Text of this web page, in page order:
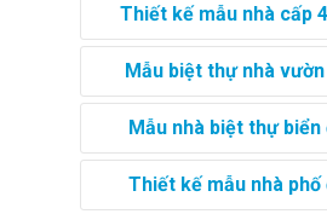
Thiết kế mẫu nhà cấp
Mẫu biệt thự nhà
Mẫu nhà biệt thự biển
Thiết kế mẫu nhà phố